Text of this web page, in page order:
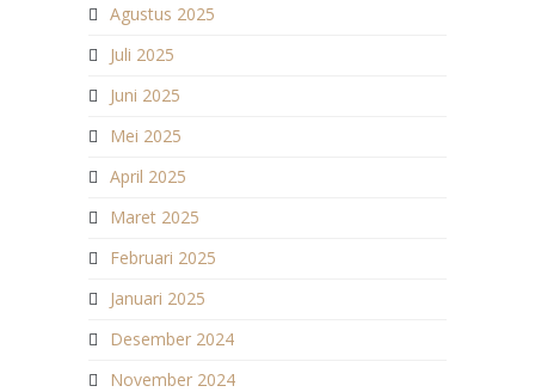
Agustus 2025
Juli 2025
Juni 2025
Mei 2025
April 2025
Maret 2025
Februari 2025
Januari 2025
Desember 2024
November 2024